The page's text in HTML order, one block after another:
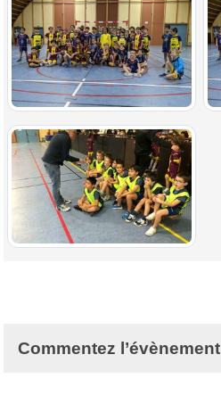
Commentez l’évènement